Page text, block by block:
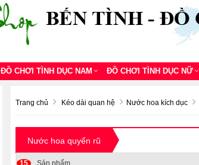
ĐỒ CHƠI TÌNH DỤC NAM ĐỒ CHƠI TÌNH DỤC NỮ
Trang chủ Kéo dài quan hệ Nước hoa kích dục
Nước hoa quyến rũ
15 Sản phẩm